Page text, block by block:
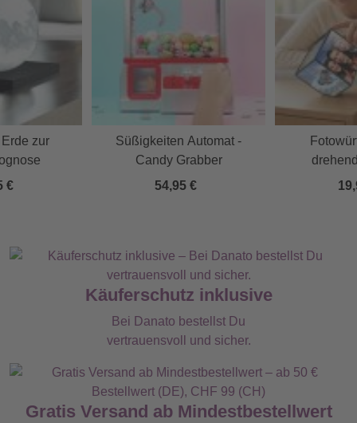
zur
€
Süßigkeiten Automat -
Candy Grabber
54,95 €
Käuferschutz inklusive
Bei Danato bestellst Du
vertrauensvoll und sicher.
Gratis Versand ab Mindestbestellwert